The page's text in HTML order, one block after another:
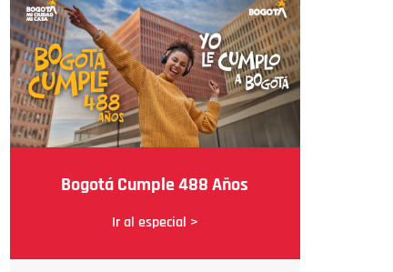
Bogotá Cumple 488 Años
Ir al especial >